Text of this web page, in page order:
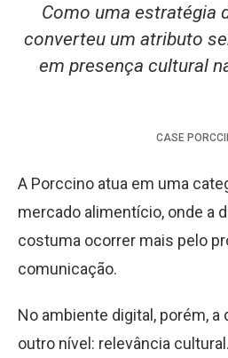
Como uma estratégia
converteu um atributo
em presença cultural
CASE
A Porccino atua em uma
mercado alimentício, onde a
costuma ocorrer mais pelo
comunicação.
No ambiente digital, porém,
outro nível: relevância